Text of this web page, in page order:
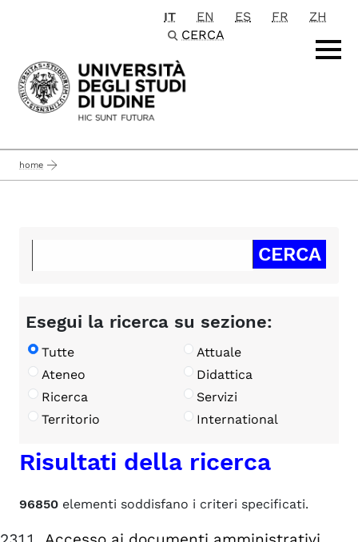
Passa al contenuto principale
IT EN ES FR
ZH
CERCA
home
Esegui la ricerca su sezione:
Tutte
Attuale
Ateneo
Didattica
Ricerca
Servizi
Territorio
International
Risultati della ricerca
96850 elementi soddisfano i criteri specificati.